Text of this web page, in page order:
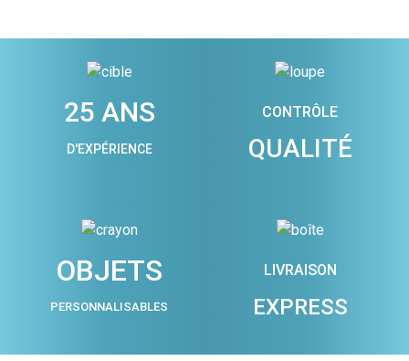
25 ANS
D'EXPÉRIENCE
CONTRÔLE
QUALITÉ
OBJETS
PERSONNALISABLES
LIVRAISON
EXPRESS